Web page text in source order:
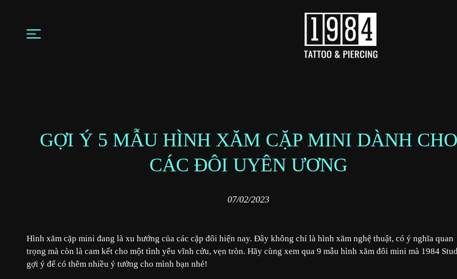
GỢI Ý 5 MẪU HÌNH XĂM CẶP MINI DÀNH CHO
CÁC ĐÔI UYÊN ƯƠNG
07/02/2023
Hình xăm cặp mini đang là xu hướng của các cặp đôi hiện nay. Đây không chỉ là hình xăm nghệ thuật, có ý nghĩa quan
trọng mà còn là cam kết cho một tình yêu vĩnh cửu, vẹn tròn. Hãy cùng xem qua 9 mẫu hình xăm đôi mini mà 1984
gợi ý để có thêm nhiều ý tưởng cho mình bạn nhé!